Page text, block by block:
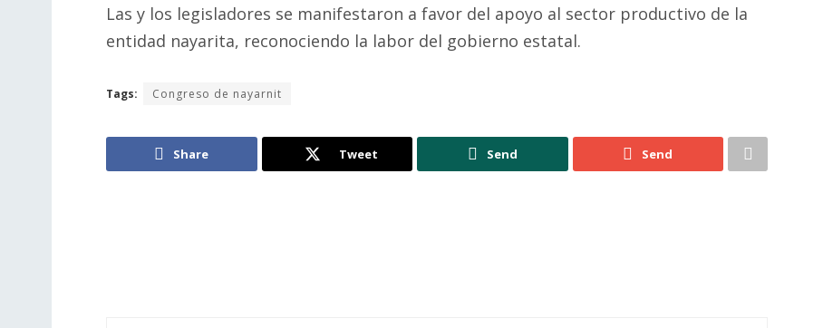
Las y los legisladores se manifestaron a favor del apoyo al sector productivo de la
entidad nayarita, reconociendo la labor del gobierno estatal.
Tags: Congreso de nayarnit
Share Tweet Send Send